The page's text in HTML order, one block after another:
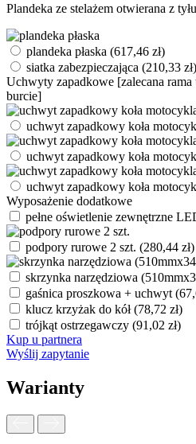
Plandeka ze stelażem otwierana z
plandeka płaska (617,46 zł)
siatka zabezpieczająca (210,33 zł)
Uchwyty zapadkowe [zalecana
burcie]
uchwyt zapadkowy koła
uchwyt zapadkowy koła
uchwyt zapadkowy koła
Wyposażenie dodatkowe
pełne oświetlenie zewnętrzne
podpory rurowe 2 szt. (280,44 zł)
skrzynka narzędziowa
gaśnica proszkowa + uchwyt (
klucz krzyżak do kół(78,72 zł)
trójkąt ostrzegawczy (91,02 zł)
Kup u partnera
Wyślij zapytanie
Warianty